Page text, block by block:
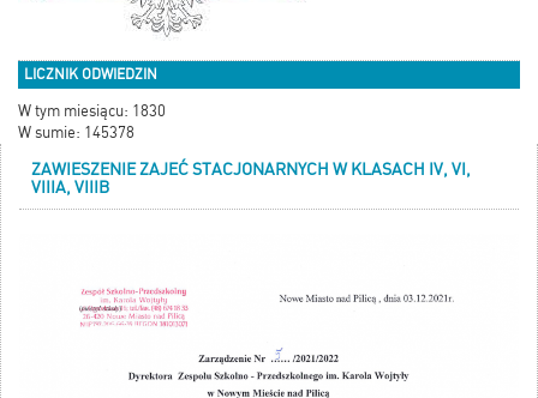
LICZNIK ODWIEDZIN
W tym miesiącu: 1830
W sumie: 145378
ZAWIESZENIE ZAJEĆ STACJONARNYCH W KLASACH IV, VI,
VIIIA, VIIIB